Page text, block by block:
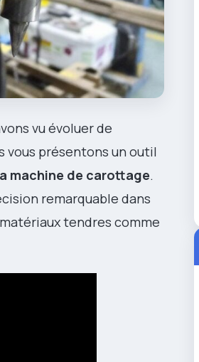
vu évoluer de
vous présentons un outil
machine de carottage.
remarquable dans
tendres comme